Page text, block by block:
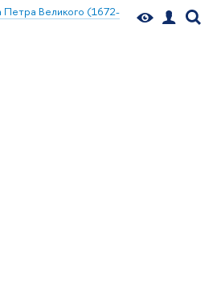
Петра Великого (1672-